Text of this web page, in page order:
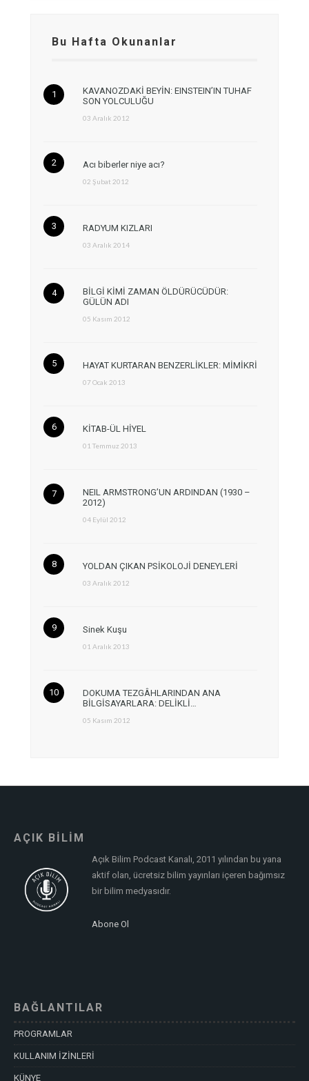
Bu Hafta Okunanlar
KAVANOZDAKİ BEYİN: EINSTEIN’IN TUHAF
SON YOLCULUĞU
03 Aralık 2012
Acı biberler niye acı?
02 Şubat 2012
RADYUM KIZLARI
03 Aralık 2014
BİLGİ KİMİ ZAMAN ÖLDÜRÜCÜDÜR:
GÜLÜN ADI
05 Kasım 2012
HAYAT KURTARAN BENZERLİKLER: MİMİKRİ
07 Ocak 2013
KİTAB-ÜL HİYEL
01 Temmuz 2013
NEIL ARMSTRONG’UN ARDINDAN (1930 –
2012)
04 Eylül 2012
YOLDAN ÇIKAN PSİKOLOJİ DENEYLERİ
03 Aralık 2012
Sinek Kuşu
01 Aralık 2013
DOKUMA TEZGÂHLARINDAN ANA
BİLGİSAYARLARA: DELİKLİ…
05 Kasım 2012
AÇIK BİLİM
Açık Bilim Podcast Kanalı, 2011 yılından bu yana
aktif olan, ücretsiz bilim yayınları içeren bağımsız
bir bilim medyasıdır.
Abone Ol
BAĞLANTILAR
PROGRAMLAR
KULLANIM İZİNLERİ
KÜNYE